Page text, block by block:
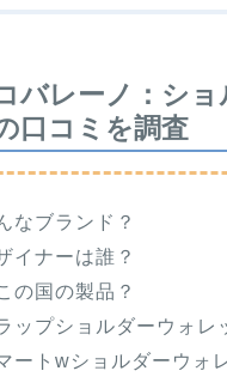
バレーノ：シ
口コミを調査
なブランド？
イナーは誰？
の国の製品？
ップショルダーウォレ
ートwショルダーウォ